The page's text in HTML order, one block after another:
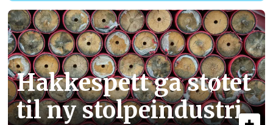
Hakkespett ga støtet
til ny stolpe­industri